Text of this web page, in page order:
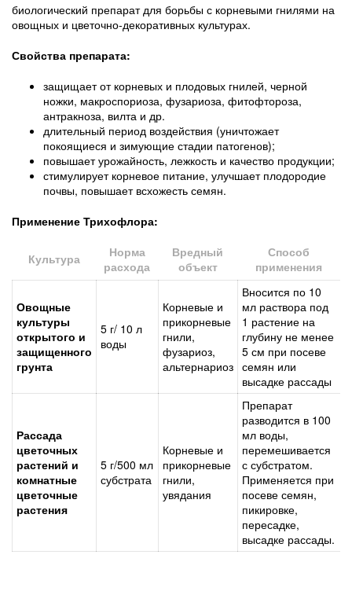
биологический препарат для борьбы с корневыми гнилями на
овощных и цветочно-декоративных культурах.
Свойства препарата:
защищает от корневых и плодовых гнилей, черной
ножки, макроспориоза, фузариоза, фитофтороза,
антракноза, вилта и др.
длительный период воздействия (уничтожает
покоящиеся и зимующие стадии патогенов);
повышает урожайность, лежкость и качество продукции;
стимулирует корневое питание, улучшает плодородие
почвы, повышает всхожесть семян.
Применение Трихофлора:
Культура
Норма
расхода
Вредный
объект
Способ
применения
Овощные
культуры
открытого и
защищенного
грунта
5 г/ 10 л
воды
Корневые и
прикорневые
гнили,
фузариоз,
альтернариоз
Вносится по 10
мл раствора под
1 растение на
глубину не менее
5 см при посеве
семян или
высадке рассады
Рассада
цветочных
растений и
комнатные
цветочные
растения
5 г/500 мл
субстрата
Корневые и
прикорневые
гнили,
увядания
Препарат
разводится в 100
мл воды,
перемешивается
с субстратом.
Применяется при
посеве семян,
пикировке,
пересадке,
высадке рассады.